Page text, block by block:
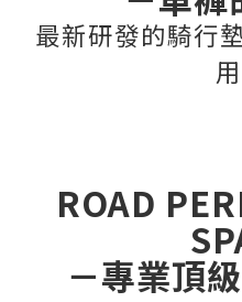
最新研發的騎行
ROAD
－專業頂